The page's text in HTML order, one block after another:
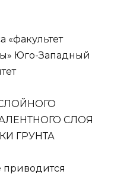
«факультет
Юго-Западный
СЛОЯ
ГРУНТА
приводится